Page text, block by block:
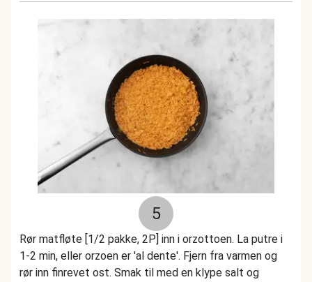
5
Rør matfløte [1/2 pakke, 2P] inn i orzottoen. La putre i
1-2 min, eller orzoen er 'al dente'. Fjern fra varmen og
rør inn finrevet ost. Smak til med en klype salt og